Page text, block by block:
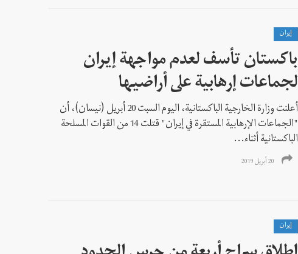
إيران
باكستان تأسف لعدم مواجهة إيران
لجماعات إرهابية على أراضيها
أعلنت وزارة الخارجية الباكستانية، اليوم السبت 20 أبريل (نيسان)، أن
"الجماعات الإرهابية المستقرة في إيران" قتلت 14 من القوات المسلحة
الباكستانية أثناء...
20 أبريل 2019
إيران